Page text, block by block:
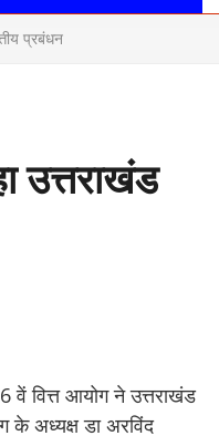
प्रबंधन
उत्तराखंड
वें वित्त आयोग ने उत्तराखंड
के अध्यक्ष डा अरविंद